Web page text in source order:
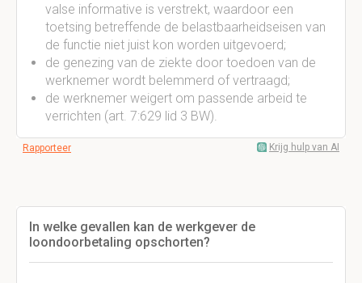
valse informative is verstrekt, waardoor een
toetsing betreffende de belastbaarheidseisen van
de functie niet juist kon worden uitgevoerd;
de genezing van de ziekte door toedoen van de
werknemer wordt belemmerd of vertraagd;
de werknemer weigert om passende arbeid te
verrichten (art. 7:629 lid 3 BW).
Rapporteer Krijg hulp van AI
In welke gevallen kan de werkgever de
loondoorbetaling opschorten?